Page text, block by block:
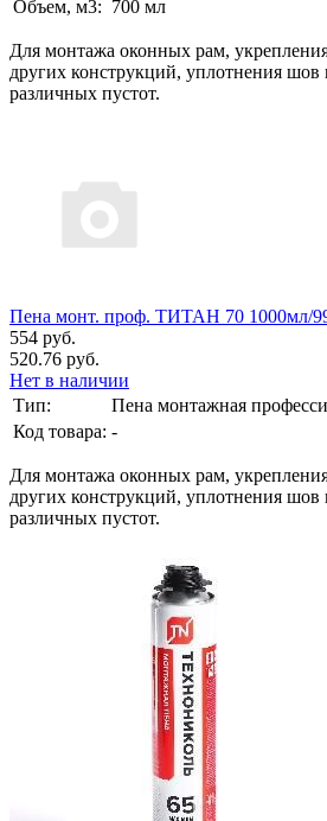
Объем, м3: 700 мл
Для монтажа оконных рам,
других конструкций, уплотнения
различных пустот.
Пена монт. проф. ТИТАН 70 1000мл/
554 руб.
520.76 руб.
Нет в наличии
Тип:
Пена монтажная
Код товара: -
Для монтажа оконных рам,
других конструкций, уплотнения
различных пустот.